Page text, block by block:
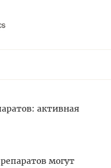
активная
могут